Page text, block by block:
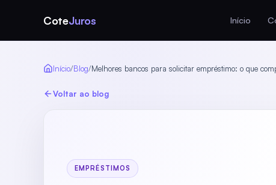
CoteJuros Início
Início/Blog/Melhores bancos para solicitar empréstimo: o que
Voltar ao blog
EMPRÉSTIMOS